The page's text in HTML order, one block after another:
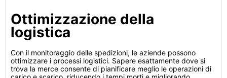
Ottimizzazione della
logistica
Con il monitoraggio delle spedizioni, le aziende possono
ottimizzare i processi logistici. Sapere esattamente dove si
trova la merce consente di pianificare meglio le operazioni di